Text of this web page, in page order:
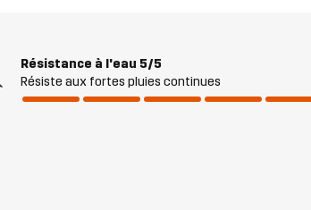
Résistance à l'eau 5/5
Résiste aux fortes pluies continues